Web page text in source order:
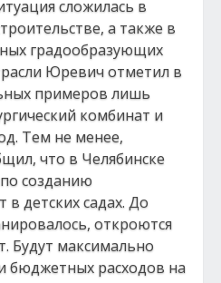
сложилась в
а также в
градообразующих
Юревич отметил в
примеров лишь
комбинат и
Тем не менее,
что в Челябинске
созданию
детских садах. До
откроются
Будут максимально
бюджетных расходов на